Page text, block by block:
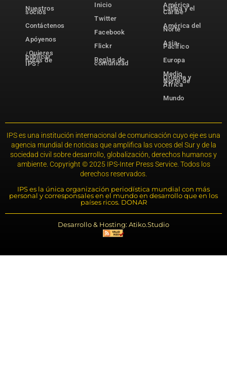
Nuestros
socios
Contáctenos
Apóyenos
¿Quieres
publicar
notas de
IPS?
Inicio
Twitter
Facebook
Flickr
Reglas de
comunidad
América
Latina y el
Caribe
América del
Norte
Asia-
Pacífico
Europa
Medio
Oriente y
Norte de
África
Mundo
IPS es una institución internacional de comunicación cuyo eje es una
agencia mundial de noticias que amplifica las voces del Sur y de la
sociedad civil sobre desarrollo, globalización, derechos humanos y
ambiente. Copyright © 2025 IPS-Inter Press Service. Todos los
derechos reservados.
IPS es la única organización periodística mundial con más
personal y corresponsales en el mundo en desarrollo que en los
países ricos. DONAR
Desarrollo & Hosting: Atiko.Studio